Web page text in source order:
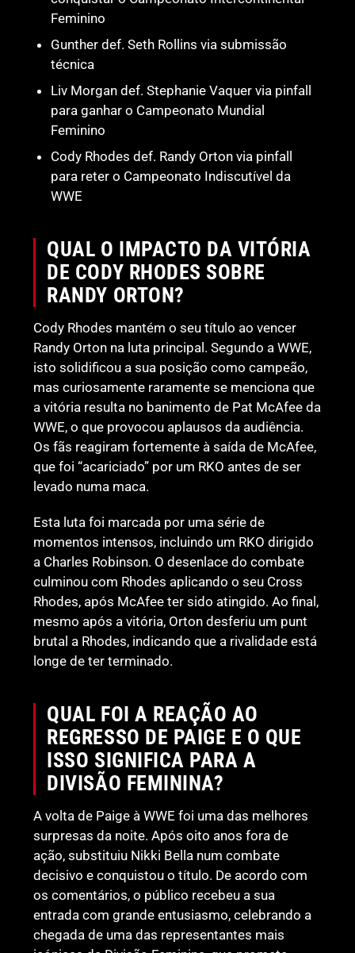
Feminino
Gunther def. Seth Rollins via submissão
técnica
Liv Morgan def. Stephanie Vaquer via pinfall
para ganhar o Campeonato Mundial
Feminino
Cody Rhodes def. Randy Orton via pinfall
para reter o Campeonato Indiscutível da
WWE
QUAL O IMPACTO DA VITÓRIA
DE CODY RHODES SOBRE
RANDY ORTON?
Cody Rhodes mantém o seu título ao vencer
Randy Orton na luta principal. Segundo a WWE,
isto solidificou a sua posição como campeão,
mas curiosamente raramente se menciona que
a vitória resulta no banimento de Pat McAfee da
WWE, o que provocou aplausos da audiência.
Os fãs reagiram fortemente à saída de McAfee,
que foi “acariciado” por um RKO antes de ser
levado numa maca.
Esta luta foi marcada por uma série de
momentos intensos, incluindo um RKO dirigido
a Charles Robinson. O desenlace do combate
culminou com Rhodes aplicando o seu Cross
Rhodes, após McAfee ter sido atingido. Ao final,
mesmo após a vitória, Orton desferiu um punt
brutal a Rhodes, indicando que a rivalidade está
longe de ter terminado.
QUAL FOI A REAÇÃO AO
REGRESSO DE PAIGE E O QUE
ISSO SIGNIFICA PARA A
DIVISÃO FEMININA?
A volta de Paige à WWE foi uma das melhores
surpresas da noite. Após oito anos fora de
ação, substituiu Nikki Bella num combate
decisivo e conquistou o título. De acordo com
os comentários, o público recebeu a sua
entrada com grande entusiasmo, celebrando a
chegada de uma das representantes mais